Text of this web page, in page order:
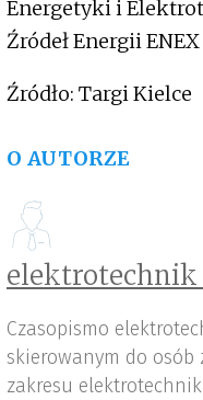
Energetyki i
Źródeł Energii
Źródło: Targi Kielce
O AUTORZE
elektrotechnik
Czasopismo
skierowanym do
zakresu